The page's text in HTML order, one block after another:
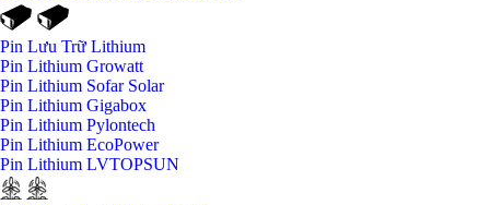
Pin Lưu Trữ Lithium
Pin Lithium Growatt
Pin Lithium Sofar Solar
Pin Lithium Gigabox
Pin Lithium Pylontech
Pin Lithium EcoPower
Pin Lithium LVTOPSUN